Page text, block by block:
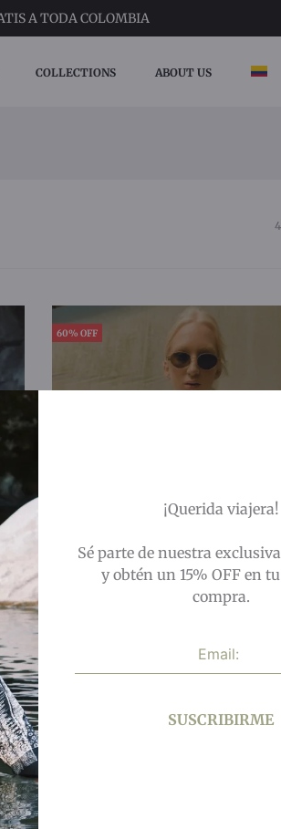
A TODA COLOMBIA
COLLECTIONS ABOUT US
60% OFF
Camisa Manga Corta Paraíso
¡Querida viajera!
Sé parte de nuestra
y obtén un 15% OFF en
compra.
SUSCRIBIRME